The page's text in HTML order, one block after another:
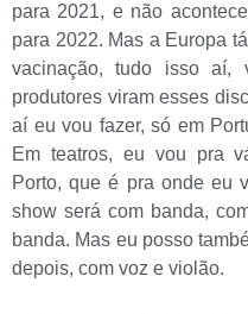
para 2021, e não
para 2022. Mas a Europa
vacinação, tudo isso aí,
produtores viram esses
aí eu vou fazer, só em
Em teatros, eu vou pra
Porto, que é pra onde eu
show será com banda,
banda. Mas eu posso
depois, com voz e violão.